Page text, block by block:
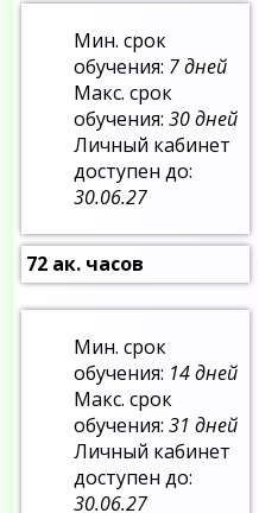
Мин. срок
обучения: 7 дней
Макс. срок
обучения:30 дней
Личный кабинет
доступен до:
30.06.27
72 ак. часов
Мин. срок
обучения: 14 дней
Макс. срок
обучения:31 дней
Личный кабинет
доступен до:
30.06.27